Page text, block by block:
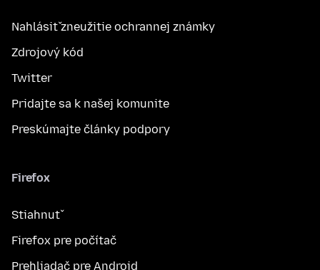
Nahlásiť zneužitie ochrannej známky
Zdrojový kód
Twitter
Pridajte sa k našej komunite
Preskúmajte články podpory
Firefox
Stiahnuť
Firefox pre počítač
Prehliadač pre Android